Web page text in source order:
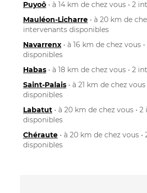
Puyoô • à 14 km de chez vous • 2
Mauléon-Licharre • à 20 km de
intervenants disponibles
Navarrenx • à 16 km de chez vous
disponibles
Habas • à 18 km de chez vous • 2
Saint-Palais • à 21 km de chez
disponibles
Labatut • à 20 km de chez vous •
disponibles
Chéraute • à 20 km de chez vous
disponibles